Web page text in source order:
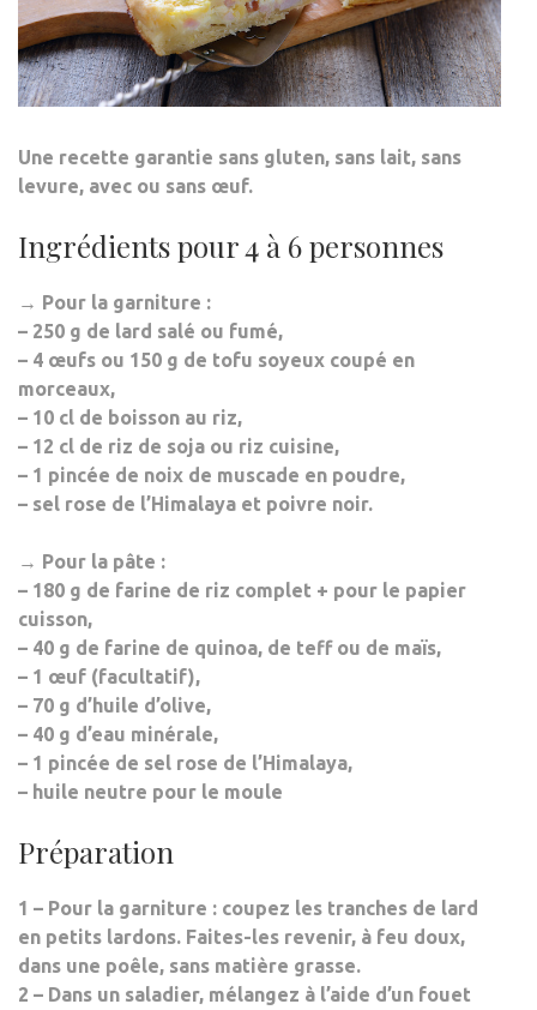
Une recette garantie sans gluten, sans lait, sans
levure, avec ou sans œuf.
Ingrédients pour 4 à 6 personnes
→ Pour la garniture :
– 250 g de lard salé ou fumé,
– 4 œufs ou 150 g de tofu soyeux coupé en
morceaux,
– 10 cl de boisson au riz,
– 12 cl de riz de soja ou riz cuisine,
– 1 pincée de noix de muscade en poudre,
– sel rose de l’Himalaya et poivre noir.
→ Pour la pâte :
– 180 g de farine de riz complet + pour le papier
cuisson,
– 40 g de farine de quinoa, de teff ou de maïs,
– 1 œuf (facultatif),
– 70 g d’huile d’olive,
– 40 g d’eau minérale,
– 1 pincée de sel rose de l’Himalaya,
– huile neutre pour le moule
Préparation
1 – Pour la garniture : coupez les tranches de lard
en petits lardons. Faites-les revenir, à feu doux,
dans une poêle, sans matière grasse.
2 – Dans un saladier, mélangez à l’aide d’un fouet